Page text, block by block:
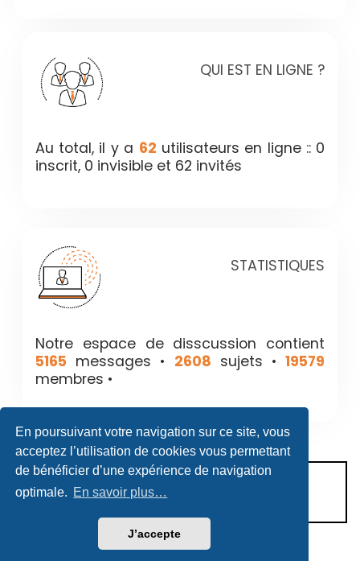
En poursuivant votre navigation sur ce site, vous
acceptez l’utilisation de cookies vous permettant
de bénéficier d’une expérience de navigation
optimale. En savoir plus…
J’accepte
QUI EST EN LIGNE ?
Au total, il y a 62 utilisateurs en ligne :: 0
inscrit, 0 invisible et 62 invités
STATISTIQUES
Notre espace de disscussion contient
5165 messages • 2608 sujets •19579
membres •
CONDITIONS D’UTILISATION
POLITIQUE DE VIE PRIVÉE
Héritage & Succession